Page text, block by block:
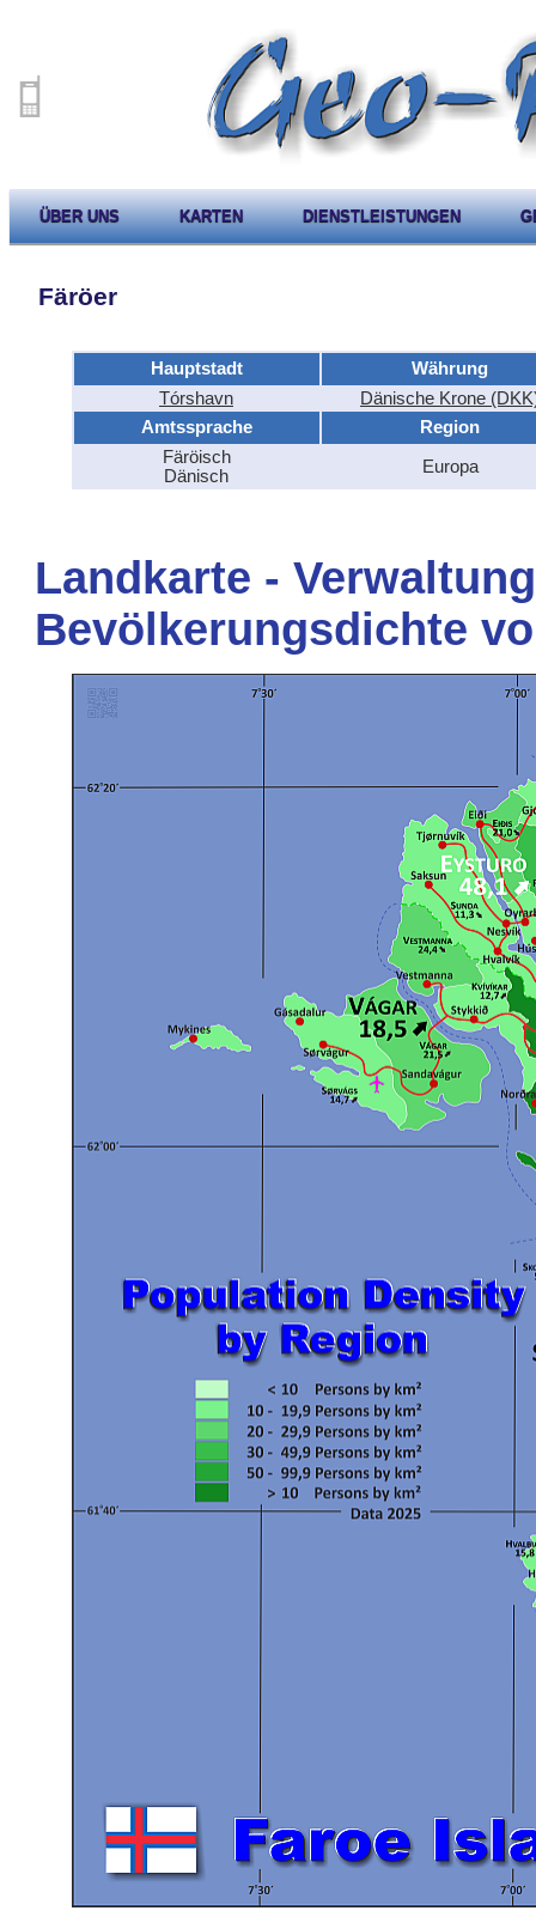
ÜBER UNS KARTEN DIENSTLEISTUNGEN
Färöer
Hauptstadt
Währung
Tórshavn
Dänische Krone
Amtssprache
Region
Färöisch
Dänisch
Europa
Landkarte -
Bevölkerungsdichte